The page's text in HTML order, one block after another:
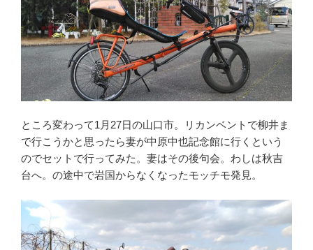
ところ変わって1月27日の山口市。リカンベントで柳井ま
で行こうかと思ったら妻が中原中也記念館に行くという
のでセットで行ってみた。妻はその後句会。わしは秋吉
台へ。の途中で岩国からなくなったモッチモ発見。